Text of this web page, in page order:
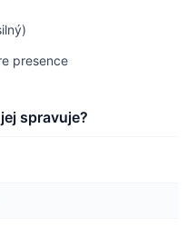
presence
spravuje?